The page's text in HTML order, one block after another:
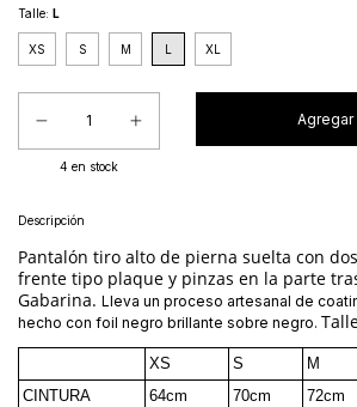
Talle: L
XS S M L XL
4 en stock
Descripción
Pantalón tiro alto de pierna suelta con
frente tipo plaque y pinzas en la parte
Gabarina. Lleva un proceso artesanal de
hecho con foil negro brillante sobre negro.
XS S M
CINTURA
64cm 70cm 72cm